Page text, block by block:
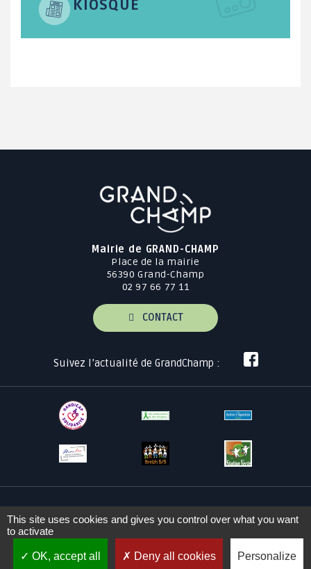
KIOSQUE
Mairie de GRAND-CHAMP
Place de la mairie
56390 Grand-Champ
02 97 66 77 11
CONTACT
Suivez l’actualité de GrandChamp :
Plan du site Mentions légales
This site uses cookies and gives you control over what you want
to activate
OK, accept all Deny all cookies Personalize